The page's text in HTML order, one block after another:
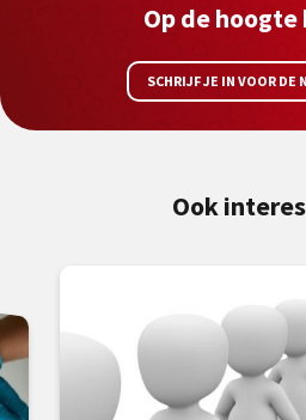
Op de
SCHRIJF JE IN VOOR DE
Ook